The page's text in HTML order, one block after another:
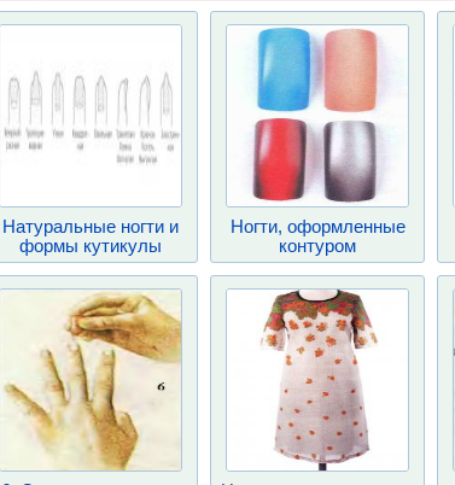
Натуральные ногти и
формы кутикулы
Ногти, оформленные
контуром